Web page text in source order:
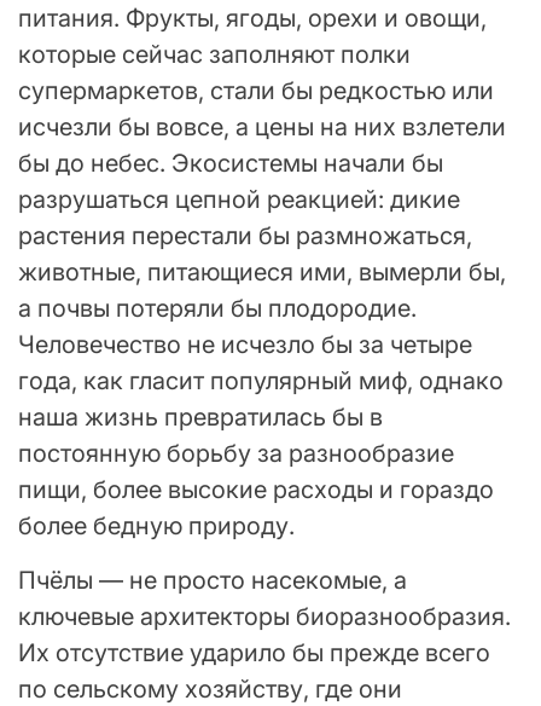
питания. Фрукты, ягоды, орехи и овощи,
которые сейчас заполняют полки
супермаркетов, стали бы редкостью или
исчезли бы вовсе, а цены на них взлетели
бы до небес. Экосистемы начали бы
разрушаться цепной реакцией: дикие
растения перестали бы размножаться,
животные, питающиеся ими, вымерли бы,
а почвы потеряли бы плодородие.
Человечество не исчезло бы за четыре
года, как гласит популярный миф, однако
наша жизнь превратилась бы в
постоянную борьбу за разнообразие
пищи, более высокие расходы и гораздо
более бедную природу.
Пчёлы — не просто насекомые, а
ключевые архитекторы биоразнообразия.
Их отсутствие ударило бы прежде всего
по сельскому хозяйству, где они